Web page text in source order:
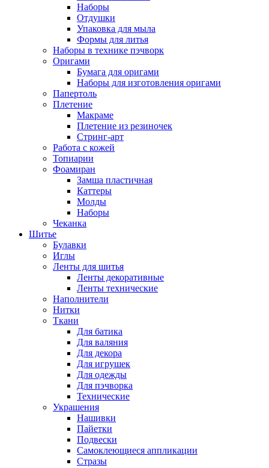
Наборы
Отдушки
Упаковка для мыла
Формы для литья
Наборы в технике пэчворк
Оригами
Бумага для оригами
Наборы для изготовления оригами
Папертоль
Плетение
Макраме
Плетение из резиночек
Стринг-арт
Работа с кожей
Топиарии
Фоамиран
Замша пластичная
Каттеры
Молды
Наборы
Чеканка
Шитье
Булавки
Иглы
Ленты для шитья
Ленты декоративные
Ленты технические
Наполнители
Нитки
Ткани
Для батика
Для валяния
Для декора
Для игрушек
Для одежды
Для пэчворка
Технические
Украшения
Нашивки
Пайетки
Подвески
Самоклеющиеся аппликации
Стразы